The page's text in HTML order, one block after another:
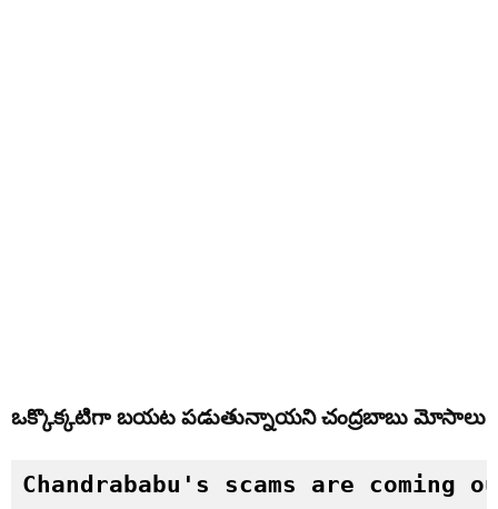
ఒక్కొక్కటిగా బయట పడుతున్నాయని చంద్రబాబు మోసాలు
Chandrababu's scams are coming